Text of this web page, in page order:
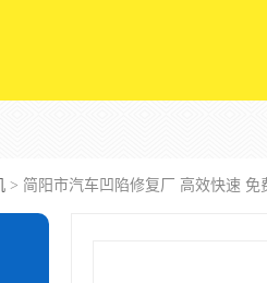
> 简阳市汽车凹陷修复厂 高效快速 免